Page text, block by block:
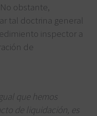
obstante,
tal doctrina general
inspector a
de
que hemos
de liquidación, es